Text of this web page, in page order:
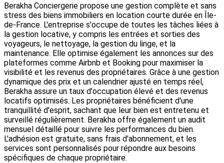
Berakha Conciergerie propose une gestion complète et sans
stress des biens immobiliers en location courte durée en Île-
de-France. L'entreprise s'occupe de toutes les tâches liées à
la gestion locative, y compris les entrées et sorties des
voyageurs, le nettoyage, la gestion du linge, et la
maintenance. Elle optimise également les annonces sur des
plateformes comme Airbnb et Booking pour maximiser la
visibilité et les revenus des propriétaires. Grâce à une gestion
dynamique des prix et un calendrier ajusté en temps réel,
Berakha assure un taux d'occupation élevé et des revenus
locatifs optimisés. Les propriétaires bénéficient d'une
tranquillité d'esprit, sachant que leur bien est entretenu et
surveillé régulièrement. Berakha offre également un audit
mensuel détaillé pour suivre les performances du bien.
L'adhésion est gratuite, sans frais d'abonnement, et les
services sont personnalisés pour répondre aux besoins
spécifiques de chaque propriétaire.